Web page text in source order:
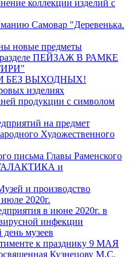
коллекции изделий с
Самовар "Деревенька.
новые предметы
разделе ПЕЙЗАЖ В РАМКЕ
БЕЗ ВЫХОДНЫХ!
изделиях
продукции с символом
на предмет
Художественного
письма Главы Раменского
и
и производство
2020г.
в июне 2020г. в
инфекции
музеев
к празднику 9 МАЯ
Кузнецову М.С.